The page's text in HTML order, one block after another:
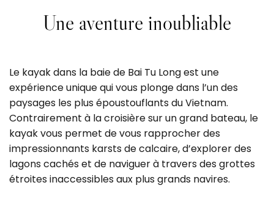
Une aventure inoubliable
Le kayak dans la baie de Bai Tu Long est une
expérience unique qui vous plonge dans l’un des
paysages les plus époustouflants du Vietnam.
Contrairement à la croisière sur un grand bateau, le
kayak vous permet de vous rapprocher des
impressionnants karsts de calcaire, d’explorer des
lagons cachés et de naviguer à travers des grottes
étroites inaccessibles aux plus grands navires.